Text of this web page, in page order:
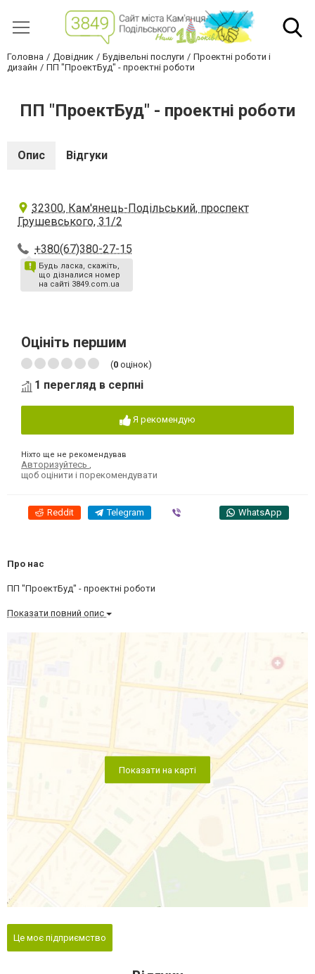
Головна Довідник Будівельні послуги
Проектні роботи і
дизайн
ПП "ПроектБуд" - проектні роботи
ПП "ПроектБуд" - проектні роботи
Опис Відгуки
32300, Кам'янець-Подільський, проспект
Грушевського, 31/2
+380(67)380-27-15
Будь ласка, скажіть,
що дізналися номер
на сайті 3849.com.ua
Оцініть першим
(0 оцінок)
1 перегляд в серпні
Я рекомендую
Ніхто ще не рекомендував
Авторизуйтесь
щоб оцінити і порекомендувати
Reddit Telegram WhatsApp
Про нас
ПП "ПроектБуд" - проектні роботи
Показати повний опис
Показати на карті
Це моє підприємство